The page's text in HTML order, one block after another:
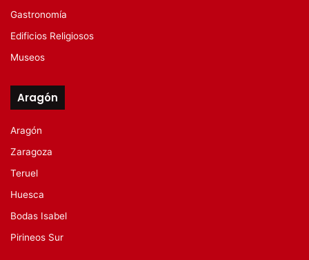
Gastronomía
Edificios Religiosos
Museos
Aragón
Aragón
Zaragoza
Teruel
Huesca
Bodas Isabel
Pirineos Sur